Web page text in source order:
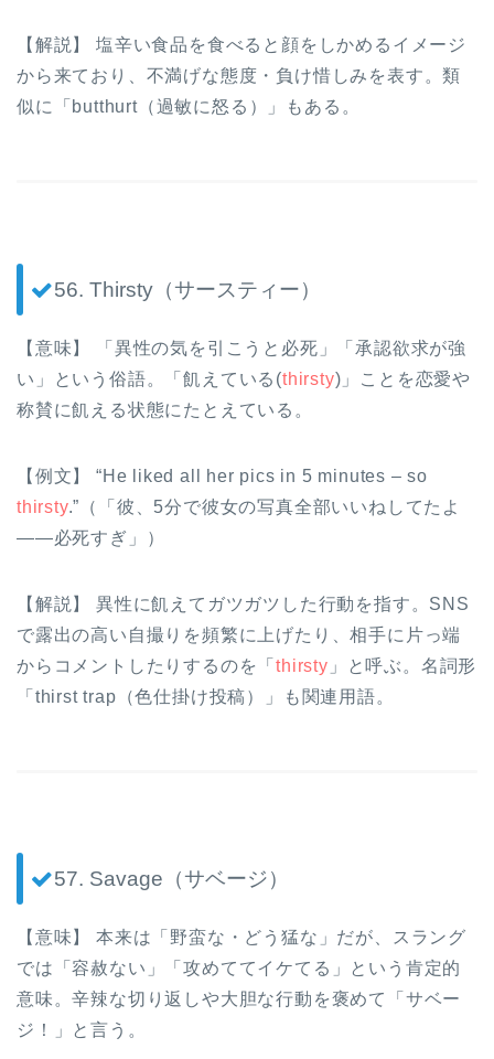
【解説】 塩辛い食品を食べると顔をしかめるイメージ
から来ており、不満げな態度・負け惜しみを表す。類
似に「butthurt（過敏に怒る）」もある。
56. Thirsty（サースティー）
【意味】 「異性の気を引こうと必死」「承認欲求が強
い」という俗語。「飢えている(thirsty)」ことを恋愛や
称賛に飢える状態にたとえている。
【例文】 “He liked all her pics in 5 minutes – so
thirsty.”（「彼、5分で彼女の写真全部いいねしてたよ
――必死すぎ」）
【解説】 異性に飢えてガツガツした行動を指す。SNS
で露出の高い自撮りを頻繁に上げたり、相手に片っ端
からコメントしたりするのを「thirsty 」と呼ぶ。名詞形
「thirst trap（色仕掛け投稿）」も関連用語。
57. Savage（サベージ）
【意味】 本来は「野蛮な・どう猛な」だが、スラング
では「容赦ない」「攻めててイケてる」という肯定的
意味。辛辣な切り返しや大胆な行動を褒めて「サベー
ジ！」と言う。